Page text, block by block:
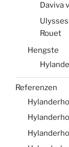
Daviva
Rouet
Hengste
Referenzen